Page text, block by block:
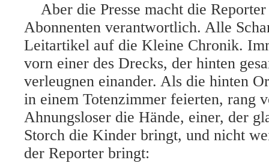
Aber die Presse macht die
Abonnenten verantwortlich. Alle
Leitartikel auf die Kleine Chronik.
vorn einer des Drecks, der hinten
verleugnen einander. Als die hinten
in einem Totenzimmer feierten, rang
Ahnungsloser die Hände, einer, der
Storch die Kinder bringt, und nicht
der Reporter bringt: